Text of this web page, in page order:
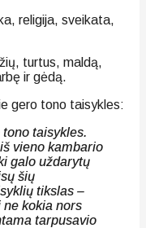
religija, sveikata,
turtus, maldą,
ir gėdą.
gero tono taisykles:
taisykles.
vieno kambario
galo uždarytų
šių
tikslas –
kokia nors
tarpusavio